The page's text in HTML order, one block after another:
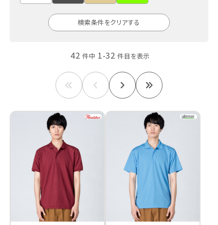
検索条件をクリアする
42 件中 1-32 件目を表示